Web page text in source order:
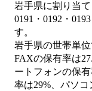
岩手県に割り当
0191・0192・
す。
岩手県の世帯単位
FAXの保有率は
ートフォンの保
率は29%、パソ